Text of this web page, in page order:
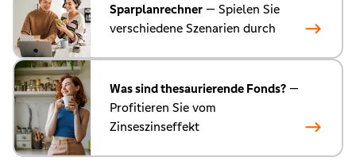
Sparplanrechner — Spielen Sie
verschiedene Szenarien durch
Was sind thesaurierende Fonds? —
Profitieren Sie vom
Zinseszinseffekt